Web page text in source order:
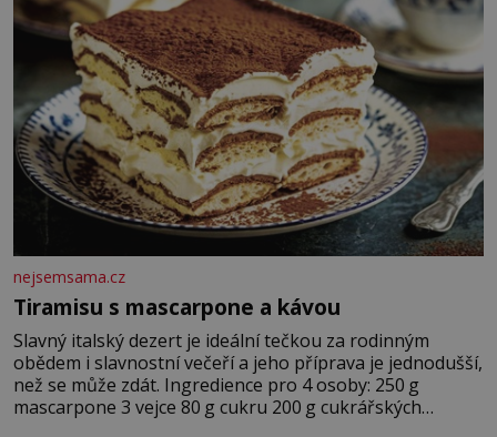
nejsemsama.cz
Tiramisu s mascarpone a kávou
Slavný italský dezert je ideální tečkou za rodinným
obědem i slavnostní večeří a jeho příprava je jednodušší,
než se může zdát. Ingredience pro 4 osoby: 250 g
mascarpone 3 vejce 80 g cukru 200 g cukrářských